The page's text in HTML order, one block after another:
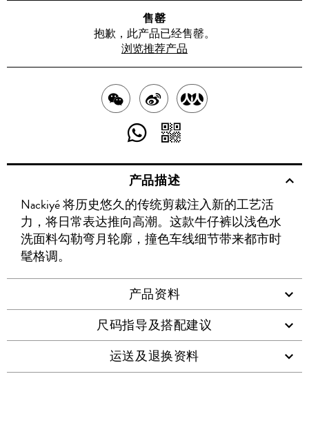
售罄
抱歉，此产品已经售罄。
浏览推荐产品
分
享
WECHAT
分
享
WEIBO
分
分
享
至
WHATSAPP
享
维
码
产品描述
Nackiyé 将历史悠久的传统剪裁注入新的工艺活
力，将日常表达推向高潮。这款牛仔裤以浅色水
洗面料勾勒弯月轮廓，撞色车线细节带来都市时
髦格调。
产品资料
尺码指导及搭配建议
运送及退换资料